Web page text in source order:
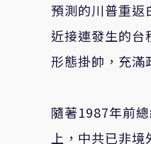
預測的川普重
近接連發生的
形態掛帥，充滿
隨著1987年前
上，中共已非